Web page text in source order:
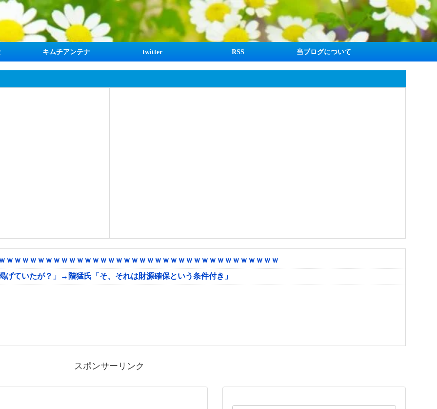
キムチアンテナ twitter RSS 当ブログについて
ｗｗｗｗｗｗｗｗｗｗｗｗｗｗｗｗｗｗｗｗｗｗｗｗｗｗｗｗｗｗｗｗｗｗ
ていたが？」→階猛氏「そ、それは財源確保という条件付き」
スポンサーリンク